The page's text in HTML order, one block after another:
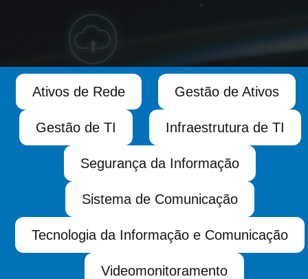
Ativos de Rede Gestão de Ativos
Gestão de TI Infraestrutura de TI
Segurança da Informação
Sistema de Comunicação
Tecnologia da Informação e Comunicação
Videomonitoramento